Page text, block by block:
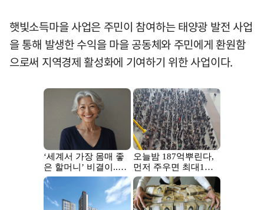
햇빛소득마을 사업은 주민이 참여하는 태양광 발전 사업
을 통해 발생한 수익을 마을 공동체와 주민에게 환원함
으로써 지역경제 활성화에 기여하기 위한 사업이다.